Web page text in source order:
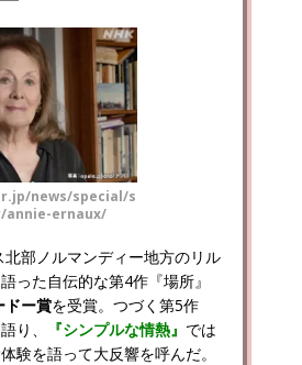
news/special/s
annie-ernaux/
部ノルマンディー地方のリル
った自伝的な第4作 『場所』
ドー賞を受賞。つづく第5作
り、 『シンプルな情熱』 では
験を語って大反響を呼んだ。